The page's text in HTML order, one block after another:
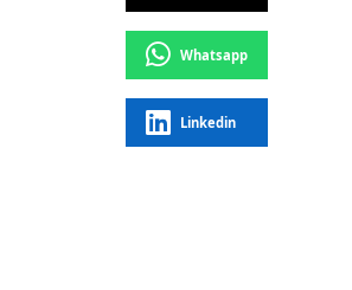
Whatsapp
Linkedin